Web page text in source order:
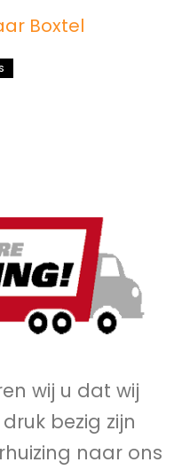
Boxtel
wij u dat wij
bezig zijn
naar ons